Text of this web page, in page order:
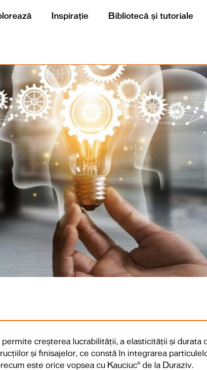
Inspirație Bibliotecă și tutoriale
creșterea lucrabilității, a elasticității și durata
și finisajelor, ce constă în integrarea
este orice vopsea cu Kauciuc® de la Duraziv.